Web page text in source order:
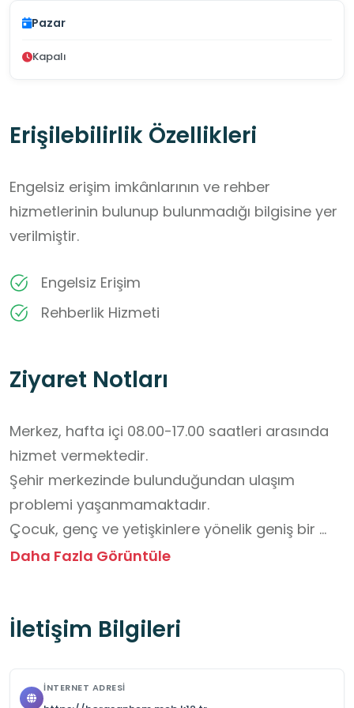
Pazar
Kapalı
Erişilebilirlik Özellikleri
Engelsiz erişim imkânlarının ve rehber
hizmetlerinin bulunup bulunmadığı bilgisine yer
verilmiştir.
Engelsiz Erişim
Rehberlik Hizmeti
Ziyaret Notları
Merkez, hafta içi 08.00-17.00 saatleri arasında
hizmet vermektedir.
Şehir merkezinde bulunduğundan ulaşım
problemi yaşanmamaktadır.
Çocuk, genç ve yetişkinlere yönelik geniş bir
yelpazede kurs, faaliyet ve ziyaret imkanı
konulan kültür ve sanat eserleri belirlenen
Ziyaret öncesi kurum yetkilisinden randevu
Daha Fazla Görüntüle
İletişim Bilgileri
İNTERNET ADRESI